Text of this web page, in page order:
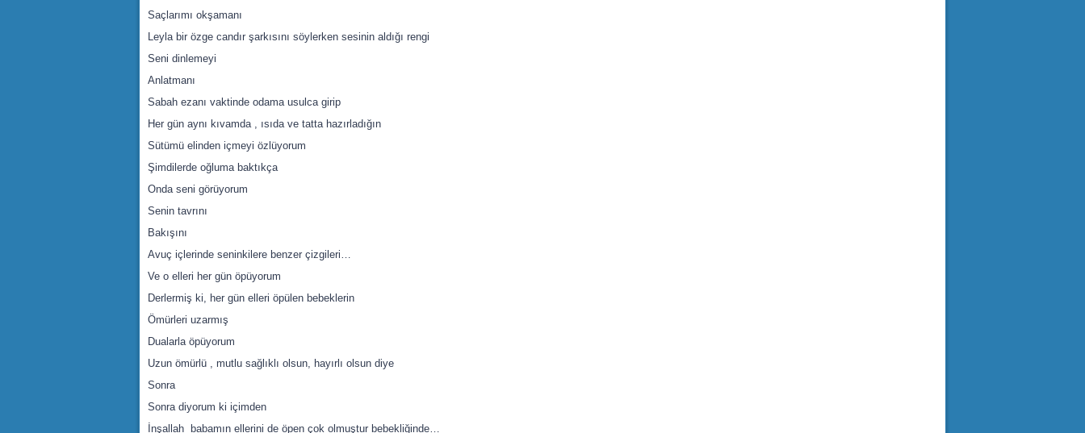
Saçlarımı okşamanı
Leyla bir özge candır şarkısını söylerken sesinin aldığı rengi
Seni dinlemeyi
Anlatmanı
Sabah ezanı vaktinde odama usulca girip
Her gün aynı kıvamda , ısıda ve tatta hazırladığın
Sütümü elinden içmeyi özlüyorum
Şimdilerde oğluma baktıkça
Onda seni görüyorum
Senin tavrını
Bakışını
Avuç içlerinde seninkilere benzer çizgileri…
Ve o elleri her gün öpüyorum
Derlermiş ki, her gün elleri öpülen bebeklerin
Ömürleri uzarmış
Dualarla öpüyorum
Uzun ömürlü , mutlu sağlıklı olsun, hayırlı olsun diye
Sonra
Sonra diyorum ki içimden
İnşallah babamın ellerini de öpen çok olmuştur bebekliğinde…